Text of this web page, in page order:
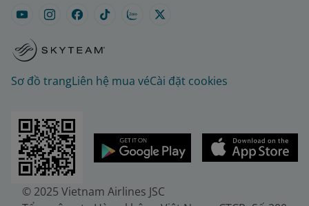
Sơ đồ trangLiên hệ mua véCài đặt cookies
© 2025 Vietnam Airlines JSC